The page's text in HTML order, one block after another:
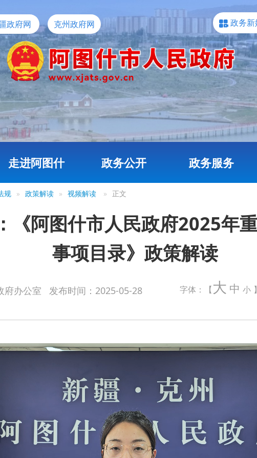
政府网 克州政府网 政务
走进阿图什 政务公开 政务服务
规 » 政策解读 » 视频解读 » 正文
《阿图什市人民政府2025年
事项目录》政策解读
府办公室 发布时间： 2025-05-28
字体：【大 中 小 】